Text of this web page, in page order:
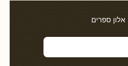
אלון ספרים